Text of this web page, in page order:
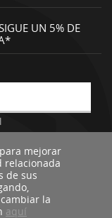
UN 5% DE
mejorar
relacionada
de sus
la
aquí